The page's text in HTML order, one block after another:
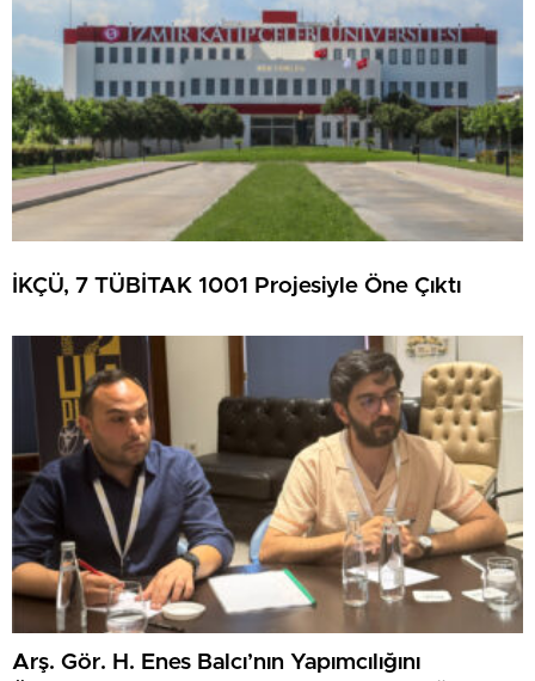
İKÇÜ, 7 TÜBİTAK 1001 Projesiyle Öne Çıktı
Arş. Gör. H. Enes Balcı’nın Yapımcılığını